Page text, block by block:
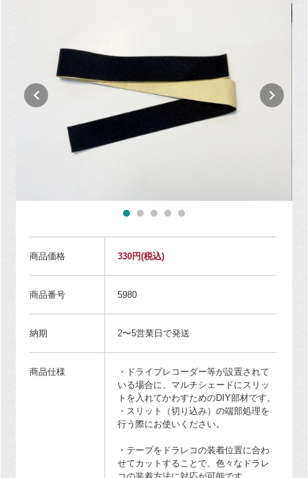
商品価格 330円(税込)
商品番号 5980
納期 2〜5営業日で発送
商品仕様
・ドライブレコーダー等が設置されて
いる場合に、マルチシェードにスリッ
トを入れてかわすためのDIY部材です。
・スリット（切り込み）の端部処理を
行う際にお使いください。
・テープをドラレコの装着位置に合わ
せてカットすることで、色々なドラレ